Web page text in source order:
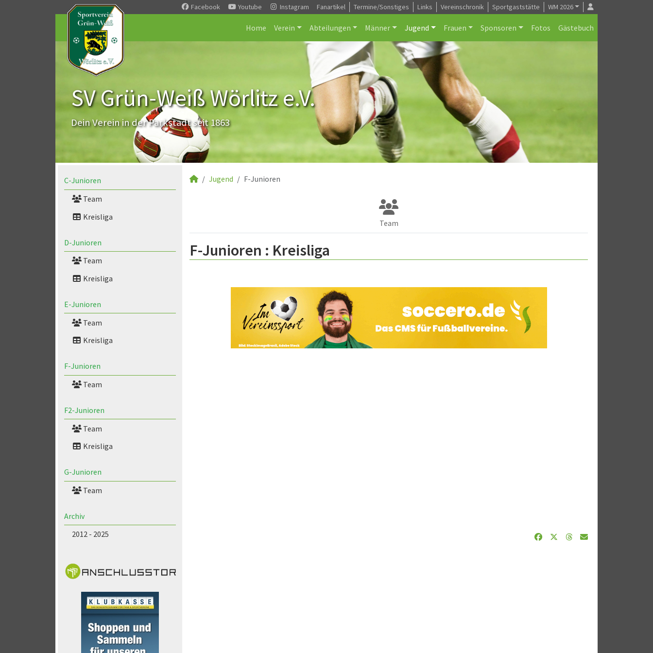
Facebook Youtube Instagram Fanartikel Termine/Sonstiges Links Vereinschronik Sportgaststätte WM 2026
Home Verein Abteilungen Männer Jugend Frauen Sponsoren Fotos Gästebuch
SV Grün-Weiß Wörlitz e.V.
Dein Verein in der Parkstadt seit 1863
C-Junioren
Team
Kreisliga
D-Junioren
Team
Kreisliga
E-Junioren
Team
Kreisliga
F-Junioren
Team
F2-Junioren
Team
Kreisliga
G-Junioren
Team
Archiv
2012 - 2025
Jugend F-Junioren
Team
F-Junioren : Kreisliga